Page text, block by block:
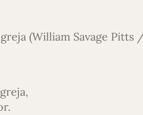
(William Savage Pitts